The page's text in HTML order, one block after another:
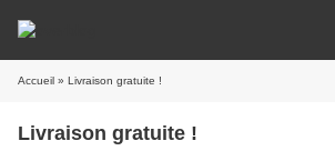
Accueil » Livraison gratuite !
Livraison gratuite !